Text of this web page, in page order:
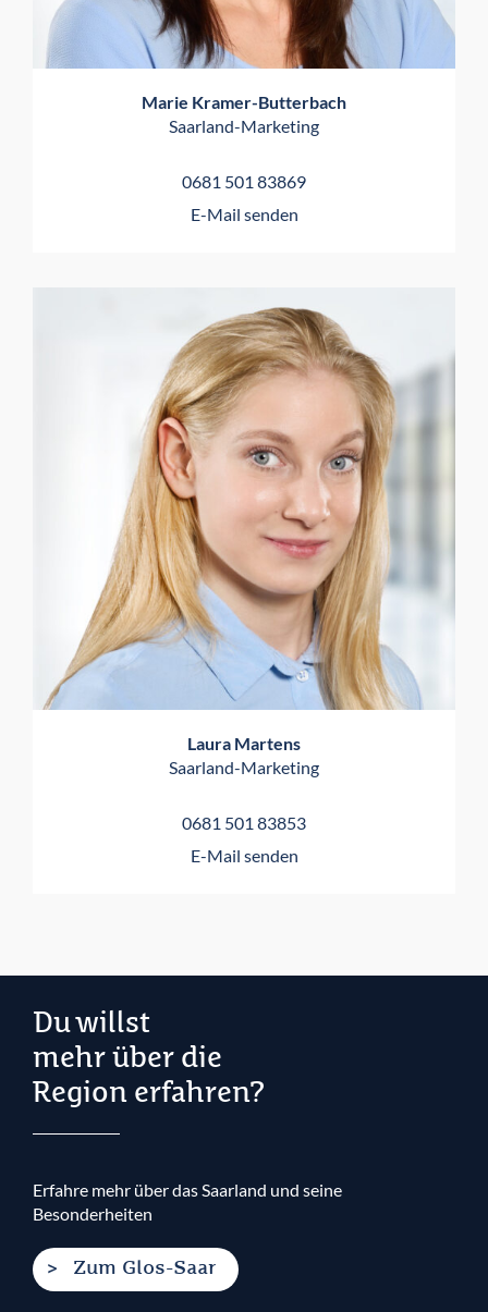
Marie Kramer-Butterbach
Saarland-Marketing
0681 501 83869
E-Mail senden
Laura Martens
Saarland-Marketing
0681 501 83853
E-Mail senden
Du willst
mehr über die
Region erfahren?
Erfahre mehr über das Saarland und seine
Besonderheiten
Zum Glos-Saar